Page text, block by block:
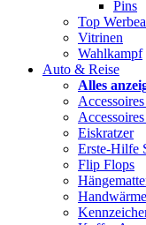
Pins
Top
Vitrinen
Wahlkampf
Auto & Reise
Alles
Eiskratzer
Erste-Hilfe
Flip Flops